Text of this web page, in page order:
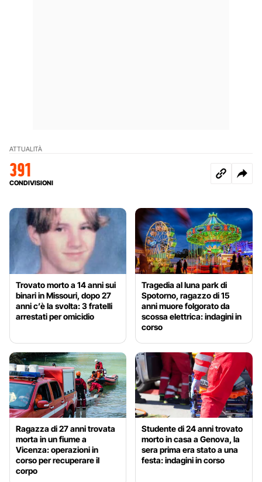
ATTUALITÀ
391
CONDIVISIONI
Trovato morto a 14 anni sui
binari in Missouri, dopo 27
anni c’è la svolta: 3 fratelli
arrestati per omicidio
Tragedia al luna park di
Spotorno, ragazzo di 15
anni muore folgorato da
scossa elettrica: indagini in
corso
Ragazza di 27 anni trovata
morta in un fiume a
Vicenza: operazioni in
corso per recuperare il
corpo
Studente di 24 anni trovato
morto in casa a Genova, la
sera prima era stato a una
festa: indagini in corso